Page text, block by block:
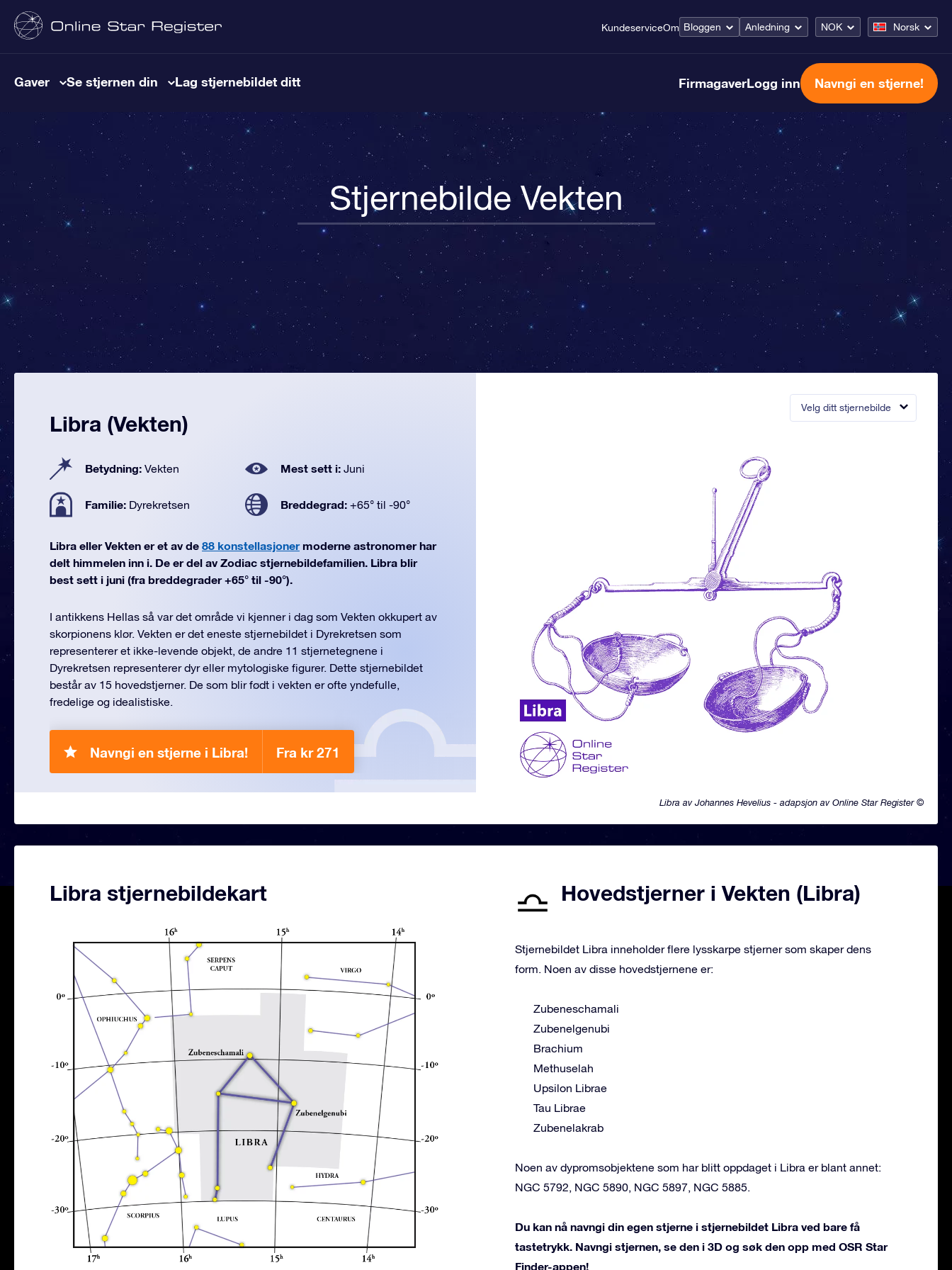
KundeserviceOm Bloggen Anledning NOK Norsk
Gaver Se stjernen din Lag stjernebildet ditt FirmagaverLogg inn Navngi en stjerne!
Stjernebilde Vekten
Velg ditt stjernebilde
Libra av Johannes Hevelius - adapsjon av Online Star Register ©
Libra (Vekten)
Betydning: Vekten Mest sett i: Juni
Familie: Dyrekretsen Breddegrad: +65° til -90°
Libra eller Vekten er et av de 88 konstellasjonermoderne astronomer har
delt himmelen inn i. De er del av Zodiac stjernebildefamilien. Libra blir
best sett i juni (fra breddegrader +65° til -90°).
I antikkens Hellas så var det område vi kjenner i dag som Vekten okkupert av
skorpionens klør. Vekten er det eneste stjernebildet i Dyrekretsen som
representerer et ikke-levende objekt, de andre 11 stjernetegnene i
Dyrekretsen representerer dyr eller mytologiske figurer. Dette stjernebildet
består av 15 hovedstjerner. De som blir født i vekten er ofte yndefulle,
fredelige og idealistiske.
Navngi en stjerne i Libra! Fra kr 271
Libra stjernebildekart Hovedstjerner i Vekten (Libra)
Stjernebildet Libra inneholder flere lysskarpe stjerner som skaper dens
form. Noen av disse hovedstjernene er:
Zubeneschamali
Zubenelgenubi
Brachium
Methuselah
Upsilon Librae
Tau Librae
Zubenelakrab
Noen av dypromsobjektene som har blitt oppdaget i Libra er blant annet:
NGC 5792, NGC 5890, NGC 5897, NGC 5885.
Du kan nå navngi din egen stjerne i stjernebildet Libra ved bare få
tastetrykk. Navngi stjernen, se den i 3D og søk den opp med OSR Star
Finder-appen!